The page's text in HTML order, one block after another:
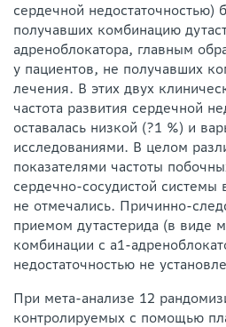
сердечной
получавших комбинацию
адреноблокатора, главным
у пациентов, не получавших
лечения. В этих двух
частота развития сердечной
оставалась низкой (?1 %) и
исследованиями. В целом
показателями частоты
сердечно-сосудистой системы
не отмечались. Причинно-
приемом дутастерида (в виде
комбинации с а1-
недостаточностью не
При мета-анализе 12
контролируемых с помощью